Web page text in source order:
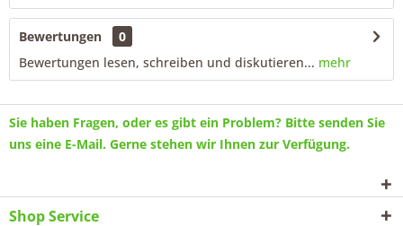
Bewertungen
0
Bewertungen lesen, schreiben und diskutieren... mehr
Sie haben Fragen, oder es gibt ein Problem? Bitte senden Sie
uns eine E-Mail. Gerne stehen wir Ihnen zur Verfügung.
Shop Service